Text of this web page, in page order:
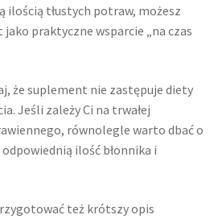
ilością tłustych potraw, możesz
praktyczne wsparcie „na czas
że suplement nie zastępuje diety
Jeśli zależy Ci na trwałej
równolegle warto dbać o
ilość błonnika i
też krótszy opis